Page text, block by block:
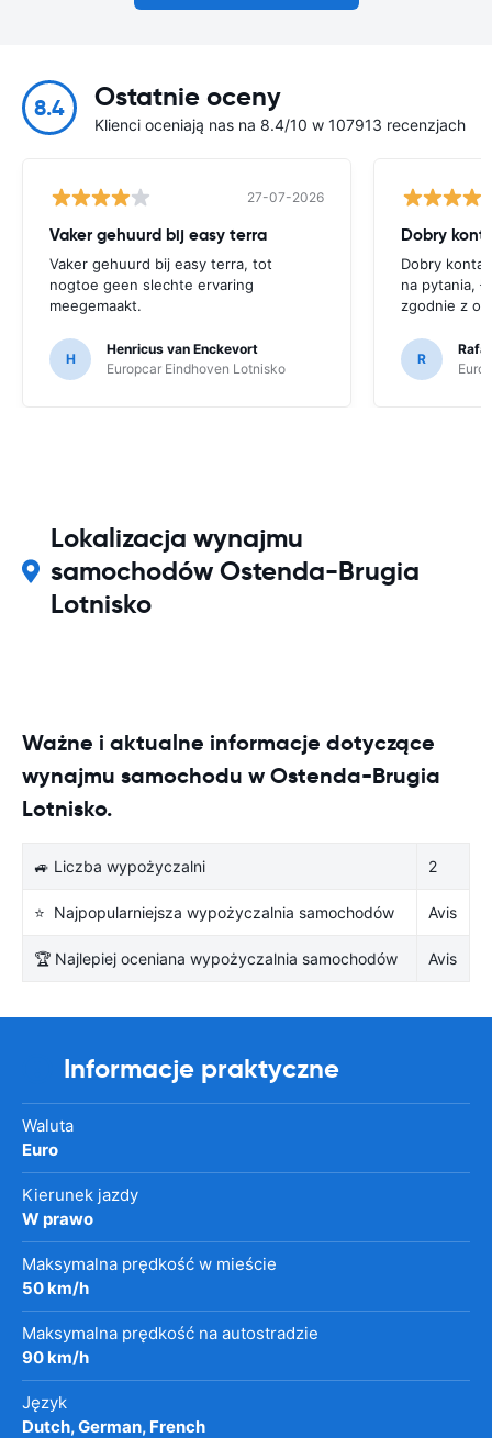
8.4 Ostatnie oceny
Klienci oceniają nas na 8.4/10 w 107913 recenzjach
27-07-2026
Vaker gehuurd bij easy terra
Vaker gehuurd bij easy terra, tot
nogtoe geen slechte ervaring
meegemaakt.
H
Henricus van Enckevort
Europcar Eindhoven Lotnisko
Dobry
na pytania,
zgodnie z
R
Lokalizacja wynajmu
samochodów Ostenda-Brugia
Lotnisko
Ważne i aktualne informacje dotyczące
wynajmu samochodu w Ostenda-Brugia
Lotnisko.
🚙 Liczba wypożyczalni 2
⭐ Najpopularniejsza wypożyczalnia samochodów Avis
🏆 Najlepiej oceniana wypożyczalnia samochodów Avis
Informacje praktyczne
Waluta
Euro
Kierunek jazdy
W prawo
Maksymalna prędkość w mieście
50 km/h
Maksymalna prędkość na autostradzie
90 km/h
Język
Dutch, German, French